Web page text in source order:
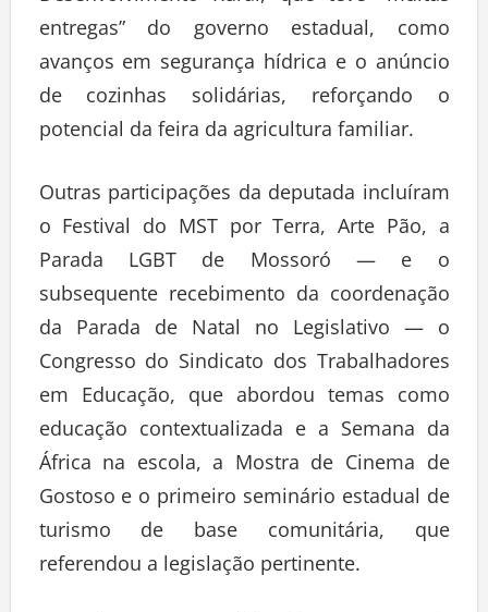
entregas” do governo estadual, como
avanços em segurança hídrica e o anúncio
de cozinhas solidárias, reforçando o
potencial da feira da agricultura familiar.
Outras participações da deputada incluíram
o Festival do MST por Terra, Arte Pão, a
Parada LGBT de Mossoró — e o
subsequente recebimento da coordenação
da Parada de Natal no Legislativo — o
Congresso do Sindicato dos Trabalhadores
em Educação, que abordou temas como
educação contextualizada e a Semana da
África na escola, a Mostra de Cinema de
Gostoso e o primeiro seminário estadual de
turismo de base comunitária, que
referendou a legislação pertinente.